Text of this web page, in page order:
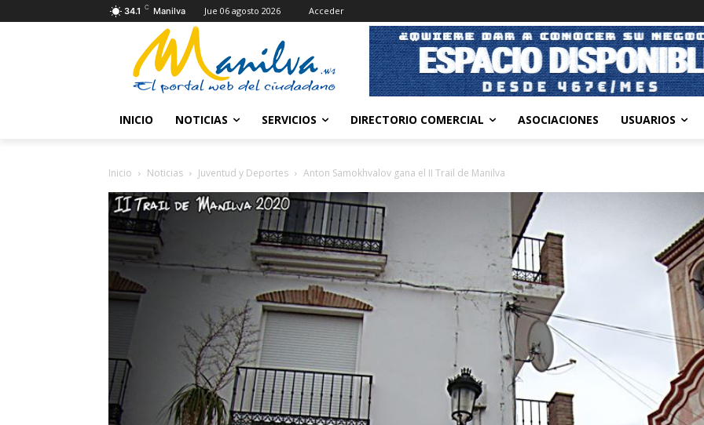
34.1 C Manilva Jue 06 agosto 2026 Acceder
INICIO NOTICIAS SERVICIOS DIRECTORIO COMERCIAL ASOCIACIONES USUARIOS
Inicio Noticias Juventud y Deportes Anton Samokhvalov gana el II Trail de Manilva